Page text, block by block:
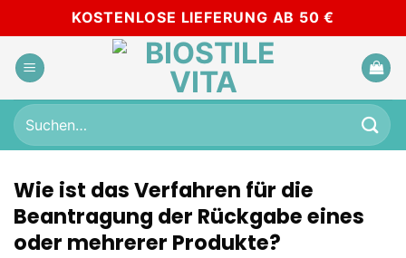
Inhalt
springen
KOSTENLOSE LIEFERUNG AB 50 €
Suchen
nach:
Wie ist das Verfahren für die
Beantragung der Rückgabe eines
oder mehrerer Produkte?